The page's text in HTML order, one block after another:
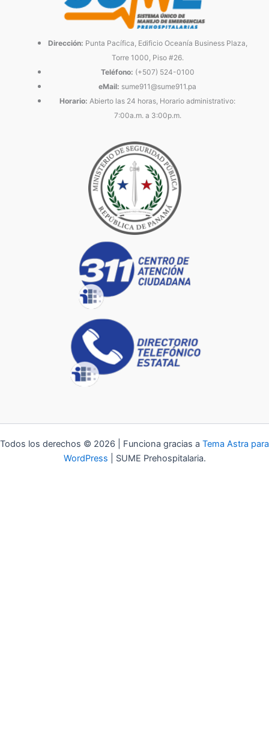
Dirección: Punta Pacífica, Edificio Oceanía Business Plaza,
Torre 1000, Piso #26.
Teléfono: (+507) 524-0100
eMail: sume911@sume911.pa
Horario: Abierto las 24 horas, Horario administrativo:
7:00a.m. a 3:00p.m.
Todos los derechos © 2026 | Funciona gracias a Tema Astra para
WordPress | SUME Prehospitalaria.